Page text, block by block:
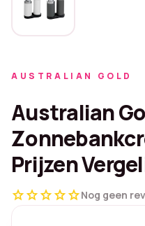
AUSTRALIAN GOLD
Australian
Prijzen
starstarstarstarstarNog geen